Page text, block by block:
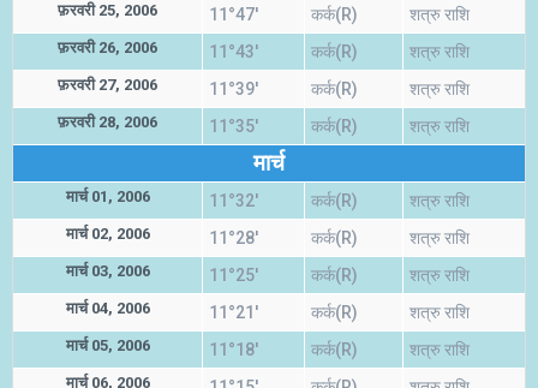
फ़रवरी 25, 2006 11°47' कर्क(R) शत्रु राशि
फ़रवरी 26, 2006 11°43' कर्क(R) शत्रु राशि
फ़रवरी 27, 2006 11°39' कर्क(R) शत्रु राशि
फ़रवरी 28, 2006 11°35' कर्क(R) शत्रु राशि
मार्च
मार्च 01, 2006 11°32' कर्क(R) शत्रु राशि
मार्च 02, 2006 11°28' कर्क(R) शत्रु राशि
मार्च 03, 2006 11°25' कर्क(R) शत्रु राशि
मार्च 04, 2006 11°21' कर्क(R) शत्रु राशि
मार्च 05, 2006 11°18' कर्क(R) शत्रु राशि
मार्च 06, 2006